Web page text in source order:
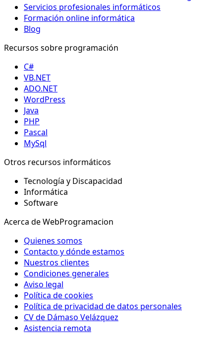
Servicios profesionales informáticos
Formación online informática
Blog
Recursos sobre programación
C#
VB.NET
ADO.NET
WordPress
Java
PHP
Pascal
MySql
Otros recursos informáticos
Tecnología y Discapacidad
Informática
Software
Acerca de WebProgramacion
Quienes somos
Contacto y dónde estamos
Nuestros clientes
Condiciones generales
Aviso legal
Política de cookies
Política de privacidad de datos personales
CV de Dámaso Velázquez
Asistencia remota